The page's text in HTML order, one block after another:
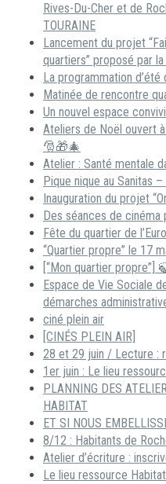
Rives-Du-Cher et de
TOURAINE
Lancement du projet
quartiers” proposé par
La programmation d’été
Matinée de rencontre
Un nouvel espace
Ateliers de Noël ouvert
🎅🎁🎄
Atelier : Santé mentale
Pique nique au Sanitas
Inauguration du projet
Des séances de cinéma
Fête du quartier de
“Quartier propre” le 17
[“Mon quartier propre”]
Espace de Vie Sociale
démarches
ciné plein air
[CINÉS PLEIN AIR]
28 et 29 juin / Lecture :
1er juin : Le lieu
PLANNING DES
HABITAT
ET SI NOUS
8/12 : Habitants de
Atelier d’écriture :
Le lieu ressource